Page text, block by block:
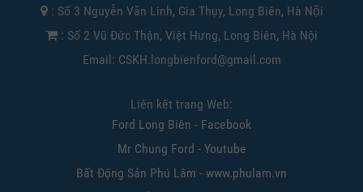
: Số 3 Nguyễn Văn Linh, Gia Thụy, Long Biên, Hà Nội
: Số 2 Vũ Đức Thận, Việt Hưng, Long Biên, Hà Nội
Email: CSKH.longbienford@gmail.com
Liên kết trang Web:
Ford Long Biên - Facebook
Mr Chung Ford - Youtube
Bất Động Sản Phú Lâm - www.phulam.vn